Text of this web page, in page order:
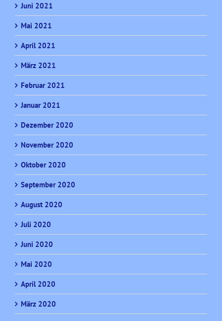
Juni 2021
Mai 2021
April 2021
März 2021
Februar 2021
Januar 2021
Dezember 2020
November 2020
Oktober 2020
September 2020
August 2020
Juli 2020
Juni 2020
Mai 2020
April 2020
März 2020